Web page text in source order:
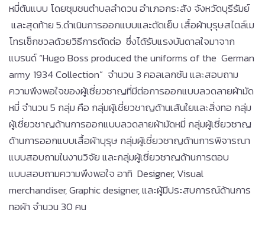
หมี่ต้นแบบ โดยชุมชนตำบลลำดวน อำเภอกระสัง จังหวัดบุรีรัมย์
และสุดท้าย 5.ดำเนินการออกแบบและตัดเย็บ เสื้อผ้าบุรุษสไตล์เม
โทรเซ็กซวลด้วยวิธีการตัดต่อ ซึ่งได้รับแรงบันดาลใจมาจาก
แบรนด์ “Hugo Boss produced the uniforms of the German
army 1934 Collection” จำนวน 3 คอลเลกชัน และสอบถาม
ความพึงพอใจของผู้เชี่ยวชาญที่มีต่อการออกแบบลวดลายผ้ามัด
หมี่ จำนวน 5 กลุ่ม คือ กลุ่มผู้เชี่ยวชาญด้านเส้นใยและสิ่งทอ กลุ่ม
ผู้เชี่ยวชาญด้านการออกแบบลวดลายผ้ามัดหมี่ กลุ่มผู้เชี่ยวชาญ
ด้านการออกแบบเสื้อผ้าบุรุษ กลุ่มผู้เชี่ยวชาญด้านการพิจารณา
แบบสอบถามในงานวิจัย และกลุ่มผู้เชี่ยวชาญด้านการตอบ
แบบสอบถามความพึงพอใจ อาทิ Designer, Visual
merchandiser, Graphic designer, และผู้มีประสบการณ์ด้านการ
ทอผ้า จำนวน 30 คน